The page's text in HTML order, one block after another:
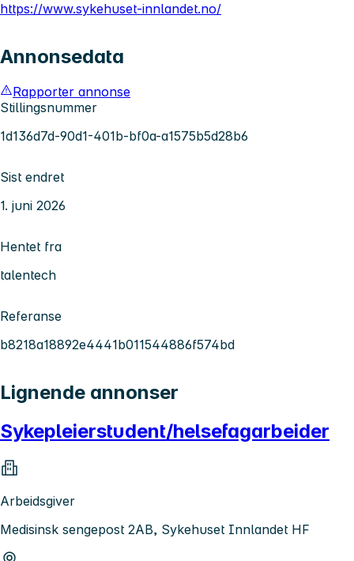
https://www.sykehuset-innlandet.no/
Annonsedata
Rapporter annonse
Stillingsnummer
1d136d7d-90d1-401b-bf0a-a1575b5d28b6
Sist endret
1. juni 2026
Hentet fra
talentech
Referanse
b8218a18892e4441b011544886f574bd
Lignende annonser
Sykepleierstudent/helsefagarbeider
Arbeidsgiver
Medisinsk sengepost 2AB, Sykehuset Innlandet HF